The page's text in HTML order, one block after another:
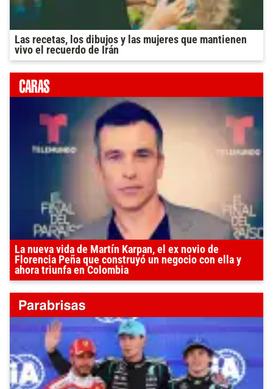
Las recetas, los dibujos y las mujeres que mantienen
vivo el recuerdo de Irán
La nueva vida de Martín Karpan, el ex novio de
Florencia Peña que construyó un negocio con ella y
ahora triunfa en Colombia